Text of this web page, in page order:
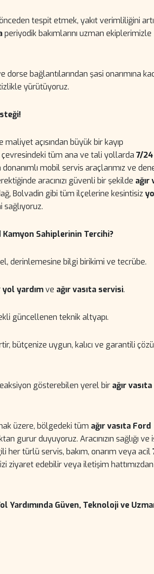
önceden tespit etmek, yakıt verimliliğini
periyodik bakımlarını uzman ekiplerimizle
dorse bağlantılarından şasi onarımına
yürütüyoruz.
açısından büyük bir kayıp
tüm ana ve tali yollarda 7/
mobil servis araçlarımız ve
aracınızı güvenli bir şekilde ağır
Bolvadin gibi tüm ilçelerine kesintisiz
Sahiplerinin Tercihi?
derinlemesine bilgi birikimi ve tecrübe.
yol yardımve ağır vasıta servisi.
güncellenen teknik altyapı.
bütçenize uygun, kalıcı ve garantili
gösterebilen yerel bir ağır vasıta
üzere, bölgedeki tüm ağır vasıta Ford
gurur duyuyoruz. Aracınızın sağlığı ve
her türlü servis, bakım, onarım veya acil
ziyaret edebilir veya iletişim
Yardımında Güven, Teknoloji ve